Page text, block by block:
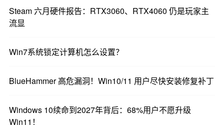
Steam 六月硬件报告：RTX3060、RTX4060 仍是玩家主
流显
Win7系统锁定计算机怎么设置？
BlueHammer 高危漏洞！Win10/11 用户尽快安装修复补丁
Windows 10续命到2027年背后：68%用户不愿升级
Win11！